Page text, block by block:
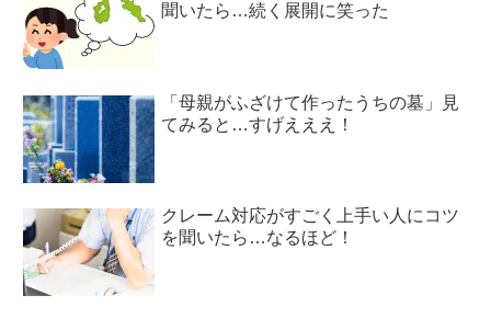
聞いたら…続く展開に笑った
「母親がふざけて作ったうちの墓」見
てみると…すげえええ！
クレーム対応がすごく上手い人にコツ
を聞いたら…なるほど！